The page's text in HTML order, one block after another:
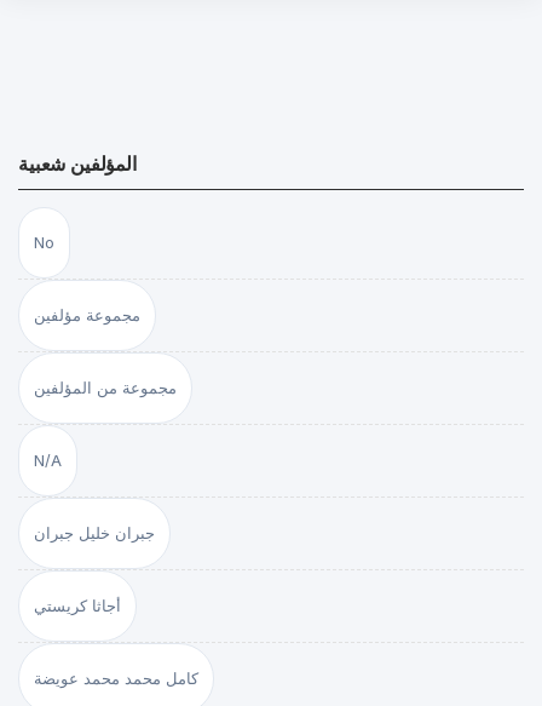
المؤلفين شعبية
No
مجموعة مؤلفين
مجموعة من المؤلفين
N/A
جبران خليل جبران
أجاثا كريستي
كامل محمد محمد عويضة